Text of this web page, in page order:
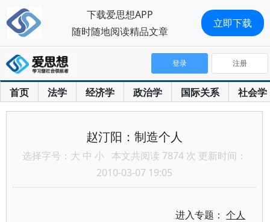
首页 法学 经济学 政治学 国际关系 社会学
登录 注册
赵汀阳：制造个人
选择字号： 大 中 小 本文共阅读 7874 次 更新时间：
2010-03-07 19:05
进入专题：个人
下载爱思想APP
随时随地阅读精品文章
立即下载